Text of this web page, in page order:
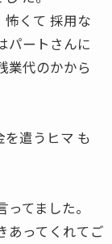
くて 採用な
ートさんに
業代のかから
遣うヒマ も
てました。
あってくれてご